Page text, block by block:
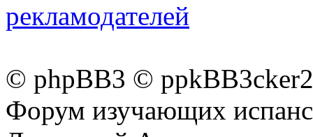
рекламодателей
© phpBB3 ©
Форум изучающих